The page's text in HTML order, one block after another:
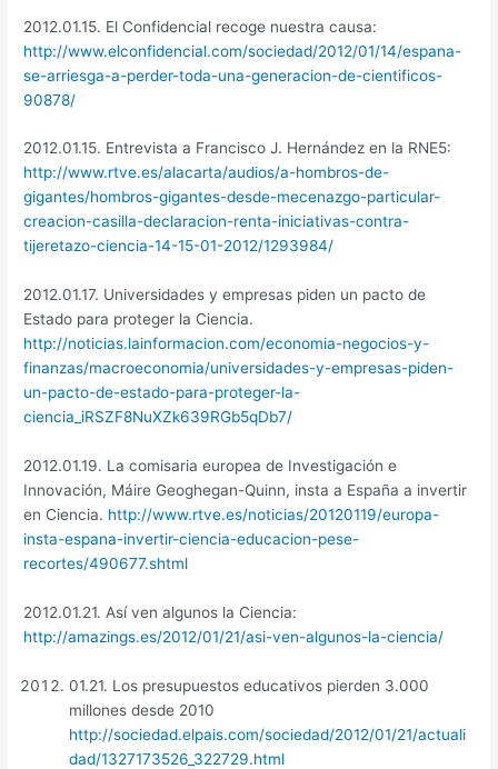
2012.01.15. El Confidencial recoge nuestra causa:
http://www.elconfidencial.com/sociedad/2012/01/14/espana-
se-arriesga-a-perder-toda-una-generacion-de-cientificos-
90878/
2012.01.15. Entrevista a Francisco J. Hernández en la RNE5:
http://www.rtve.es/alacarta/audios/a-hombros-de-
gigantes/hombros-gigantes-desde-mecenazgo-particular-
creacion-casilla-declaracion-renta-iniciativas-contra-
tijeretazo-ciencia-14-15-01-2012/1293984/
2012.01.17. Universidades y empresas piden un pacto de
Estado para proteger la Ciencia.
http://noticias.lainformacion.com/economia-negocios-y-
finanzas/macroeconomia/universidades-y-empresas-piden-
un-pacto-de-estado-para-proteger-la-
ciencia_iRSZF8NuXZk639RGb5qDb7/
2012.01.19. La comisaria europea de Investigación e
Innovación, Máire Geoghegan-Quinn, insta a España a invertir
en Ciencia. http://www.rtve.es/noticias/20120119/europa-
insta-espana-invertir-ciencia-educacion-pese-
recortes/490677.shtml
2012.01.21. Así ven algunos la Ciencia:
http://amazings.es/2012/01/21/asi-ven-algunos-la-ciencia/
01.21. Los presupuestos educativos pierden 3.000
millones desde 2010
http://sociedad.elpais.com/sociedad/2012/01/21/actuali
dad/1327173526_322729.html